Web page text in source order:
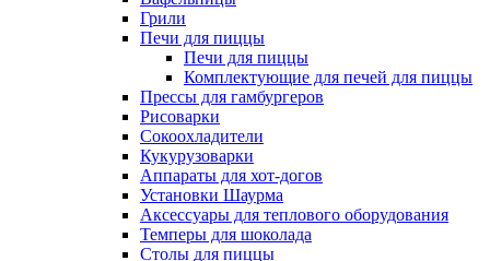
Грили
Печи для пиццы
Печи для пиццы
Комплектующие для печей для пиццы
Прессы для гамбургеров
Рисоварки
Сокоохладители
Кукурузоварки
Аппараты для хот-догов
Установки Шаурма
Аксессуары для теплового оборудования
Темперы для шоколада
Столы для пиццы